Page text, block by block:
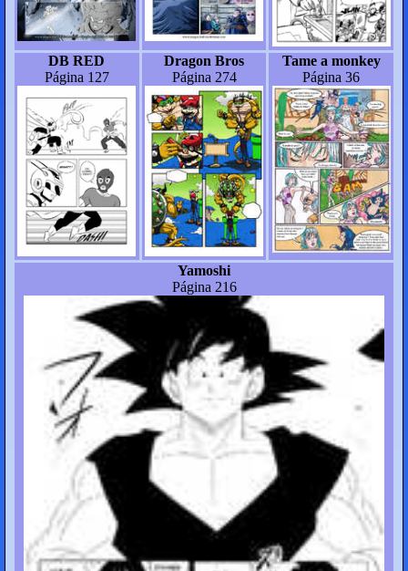
DB RED
Página 127
Dragon Bros
Página 274
Tame a monkey
Página 36
Yamoshi
Página 216